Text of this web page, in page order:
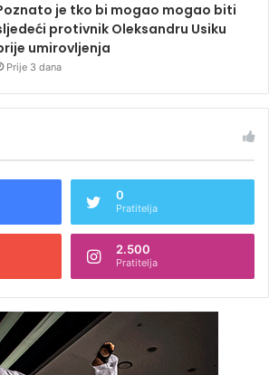
je tko bi mogao mogao biti
protivnik Oleksandru Usiku
umirovljenja
Prije 3 dana
0
Pratitelja
2.500
Pratitelja